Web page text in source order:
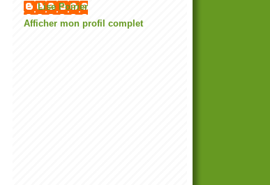
Lise Poirier
Afficher mon profil complet